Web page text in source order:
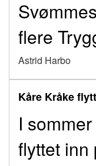
flere
Astrid Harbo
Kåre Kråke
I
flyttet inn